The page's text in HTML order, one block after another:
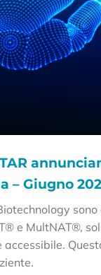
– Giugno
e MultNAT®,
accessibile.